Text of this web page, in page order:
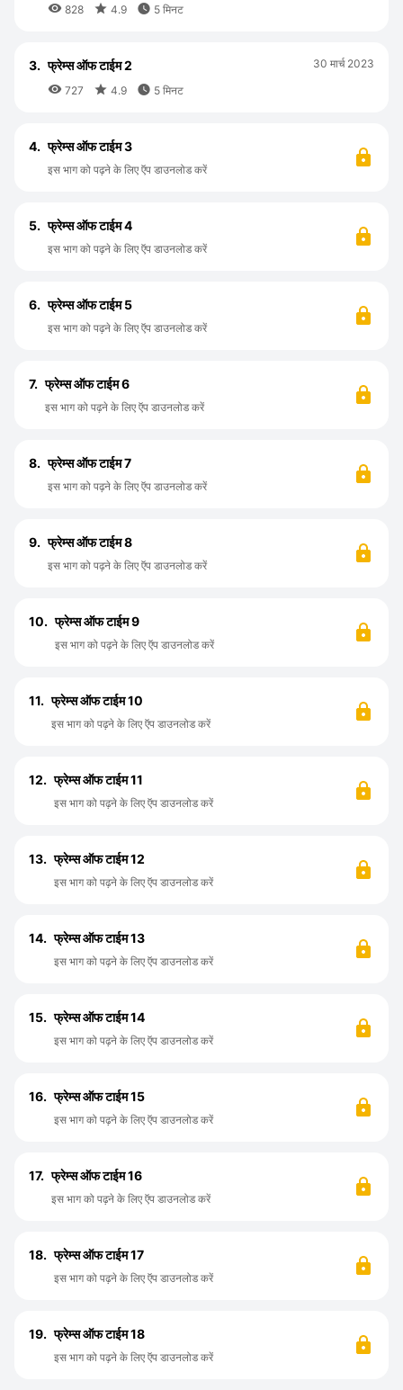
 828  4.9  5 मिनट
3. फ्रेम्स ऑफ टाईम 2
 727  4.9  5 मिनट
30 मार्च 2023
4. फ्रेम्स ऑफ टाईम 3
इस भाग को पढ़ने के लिए ऍप डाउनलोड करें
5. फ्रेम्स ऑफ टाईम 4
इस भाग को पढ़ने के लिए ऍप डाउनलोड करें
6. फ्रेम्स ऑफ टाईम 5
इस भाग को पढ़ने के लिए ऍप डाउनलोड करें
7. फ्रेम्स ऑफ टाईम 6
इस भाग को पढ़ने के लिए ऍप डाउनलोड करें
8. फ्रेम्स ऑफ टाईम 7
इस भाग को पढ़ने के लिए ऍप डाउनलोड करें
9. फ्रेम्स ऑफ टाईम 8
इस भाग को पढ़ने के लिए ऍप डाउनलोड करें
10. फ्रेम्स ऑफ टाईम 9
इस भाग को पढ़ने के लिए ऍप डाउनलोड करें
11. फ्रेम्स ऑफ टाईम 10
इस भाग को पढ़ने के लिए ऍप डाउनलोड करें
12. फ्रेम्स ऑफ टाईम 11
इस भाग को पढ़ने के लिए ऍप डाउनलोड करें
13. फ्रेम्स ऑफ टाईम 12
इस भाग को पढ़ने के लिए ऍप डाउनलोड करें
14. फ्रेम्स ऑफ टाईम 13
इस भाग को पढ़ने के लिए ऍप डाउनलोड करें
15. फ्रेम्स ऑफ टाईम 14
इस भाग को पढ़ने के लिए ऍप डाउनलोड करें
16. फ्रेम्स ऑफ टाईम 15
इस भाग को पढ़ने के लिए ऍप डाउनलोड करें
17. फ्रेम्स ऑफ टाईम 16
इस भाग को पढ़ने के लिए ऍप डाउनलोड करें
18. फ्रेम्स ऑफ टाईम 17
इस भाग को पढ़ने के लिए ऍप डाउनलोड करें
19. फ्रेम्स ऑफ टाईम 18
इस भाग को पढ़ने के लिए ऍप डाउनलोड करें